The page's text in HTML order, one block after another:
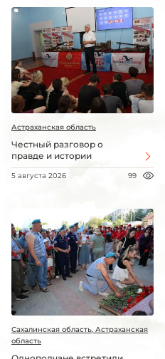
Астраханская область
Честный разговор о
правде и истории
5 августа 2026 99
Сахалинская область, Астраханская
область